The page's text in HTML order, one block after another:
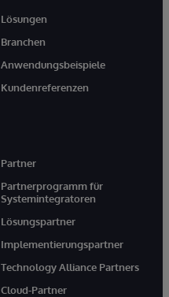
Lösungen
Branchen
Anwendungsbeispiele
Kundenreferenzen
Partner
Partnerprogramm für
Systemintegratoren
Lösungspartner
Implementierungspartner
Technology Alliance Partners
Cloud-Partner